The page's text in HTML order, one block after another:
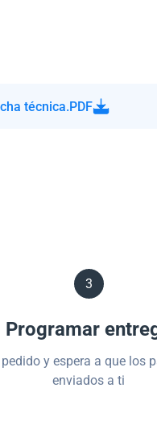
técnica.PDF
3
Programar
y espera a que los
enviados a ti